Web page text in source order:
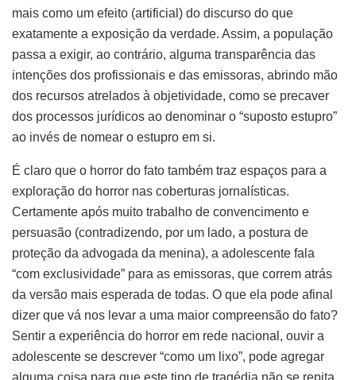
mais como um efeito (artificial) do discurso do que
exatamente a exposição da verdade. Assim, a população
passa a exigir, ao contrário, alguma transparência das
intenções dos profissionais e das emissoras, abrindo mão
dos recursos atrelados à objetividade, como se precaver
dos processos jurídicos ao denominar o “suposto estupro”
ao invés de nomear o estupro em si.
É claro que o horror do fato também traz espaços para a
exploração do horror nas coberturas jornalísticas.
Certamente após muito trabalho de convencimento e
persuasão (contradizendo, por um lado, a postura de
proteção da advogada da menina), a adolescente fala
“com exclusividade” para as emissoras, que correm atrás
da versão mais esperada de todas. O que ela pode afinal
dizer que vá nos levar a uma maior compreensão do fato?
Sentir a experiência do horror em rede nacional, ouvir a
adolescente se descrever “como um lixo”, pode agregar
alguma coisa para que este tipo de tragédia não se repita,